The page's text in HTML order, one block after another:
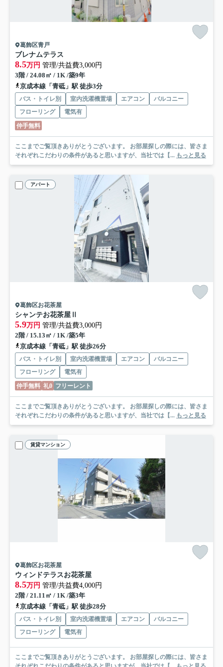
葛飾区青戸
ブレナムテラス
8.5万円 管理/共益費3,000円
3階 / 24.08㎡ / 1K /築9年
京成本線「青砥」駅 徒歩3分
バス・トイレ別 室内洗濯機置場 エアコン
バルコニー
フローリング
電気有
仲手無料
ここまでご覧頂きありがとうございます。 お部屋探しの際には、皆さま
それぞれこだわりの条件があると思いますが、当社では【... もっと見る
アパート
葛飾区お花茶屋
シャンテお花茶屋Ⅱ
5.9万円 管理/共益費3,000円
2階 / 15.13㎡ / 1K /築5年
京成本線「青砥」駅 徒歩26分
バス・トイレ別 室内洗濯機置場 エアコン
バルコニー
フローリング
電気有
仲手無料 礼0 フリーレント
ここまでご覧頂きありがとうございます。 お部屋探しの際には、皆さま
それぞれこだわりの条件があると思いますが、当社では【... もっと見る
賃貸マンション
葛飾区お花茶屋
ウィンドテラスお花茶屋
8.5万円 管理/共益費4,000円
2階 / 21.11㎡ / 1K /築3年
京成本線「青砥」駅 徒歩28分
バス・トイレ別 室内洗濯機置場 エアコン
バルコニー
フローリング
電気有
ここまでご覧頂きありがとうございます。 お部屋探しの際には、皆さま